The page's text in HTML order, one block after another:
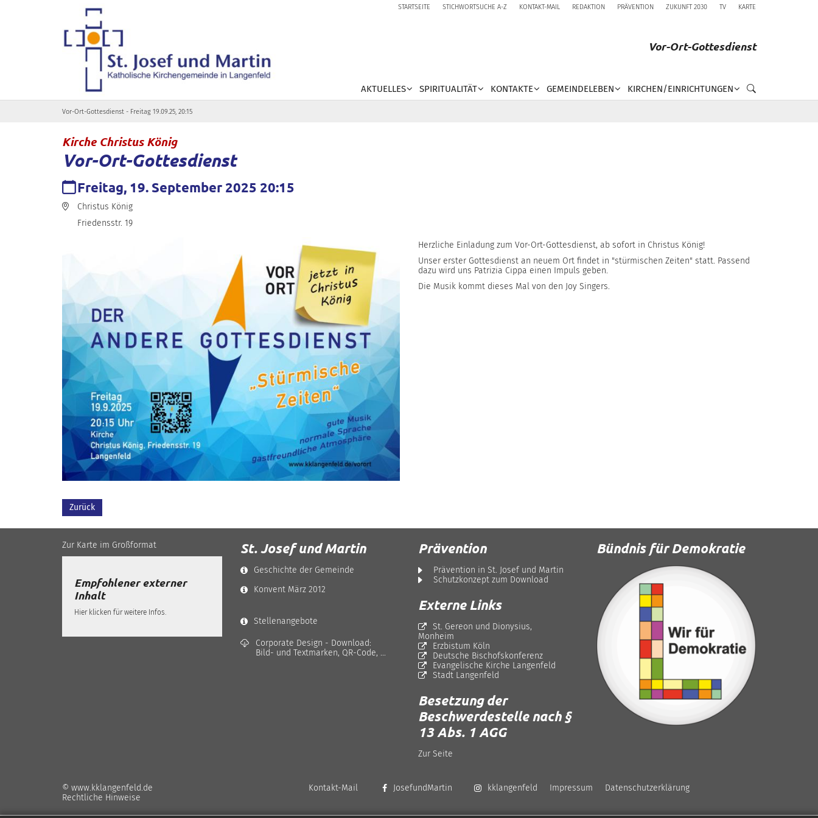
STARTSEITE STICHWORTSUCHE A-Z KONTAKT-MAIL REDAKTION PRÄVENTION ZUKUNFT 2030 TV KARTE
Vor-Ort-Gottesdienst
AKTUELLES SPIRITUALITÄT KONTAKTE GEMEINDELEBEN KIRCHEN/EINRICHTUNGEN
Vor-Ort-Gottesdienst - Freitag 19.09.25, 20:15
Kirche Christus König:
Vor-Ort-Gottesdienst
Datum:
Freitag, 19. September 2025 20:15
Ort:
Christus König
Friedensstr. 19
Herzliche Einladung zum Vor-Ort-Gottesdienst, ab sofort in Christus König!
Unser erster Gottesdienst an neuem Ort findet in "stürmischen Zeiten" statt. Passend
dazu wird uns Patrizia Cippa einen Impuls geben.
Die Musik kommt dieses Mal von den Joy Singers.
Zurück
Zur Karte im Großformat
Empfohlener externer
Inhalt
Hier klicken für weitere Infos.
St. Josef und Martin
Geschichte der Gemeinde
Konvent März 2012
Stellenangebote
Corporate Design - Download:
Bild- und Textmarken, QR-Code, ...
Prävention
Prävention in St. Josef und Martin
Schutzkonzept zum Download
Externe Links
St. Gereon und Dionysius,
Monheim
Erzbistum Köln
Deutsche Bischofskonferenz
Evangelische Kirche Langenfeld
Stadt Langenfeld
Besetzung der
Beschwerdestelle nach §
13 Abs. 1 AGG
Zur Seite
Bündnis für Demokratie
© www.kklangenfeld.de Kontakt-Mail JosefundMartin kklangenfeld Impressum
Datenschutzerklärung
Rechtliche Hinweise